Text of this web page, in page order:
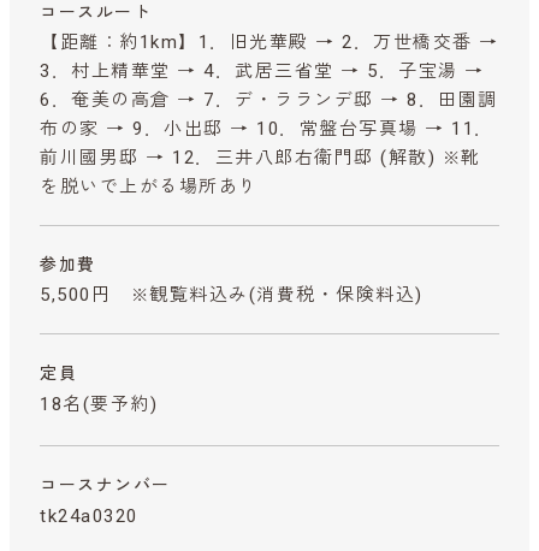
コースルート
【距離：約1km】1．旧光華殿 → 2．万世橋交番 →
3．村上精華堂 → 4．武居三省堂 → 5．子宝湯 →
6．奄美の高倉 → 7．デ・ラランデ邸 → 8．田園調
布の家 → 9．小出邸 → 10．常盤台写真場 → 11．
前川國男邸 → 12．三井八郎右衞門邸 (解散) ※靴
を脱いで上がる場所あり
参加費
5,500円 ※観覧料込み (消費税・保険料込)
定員
18名(要予約)
コースナンバー
tk24a0320